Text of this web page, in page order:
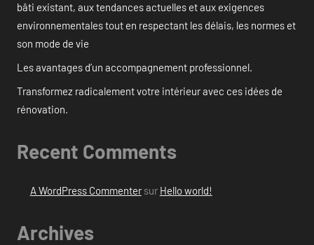
bâti existant, aux tendances actuelles et aux exigences
environnementales tout en respectant les délais, les normes et
son mode de vie
Les avantages d’un accompagnement professionnel.
Transformez radicalement votre intérieur avec ces idées de
rénovation.
Recent Comments
A WordPress Commentersur Hello world!
Archives